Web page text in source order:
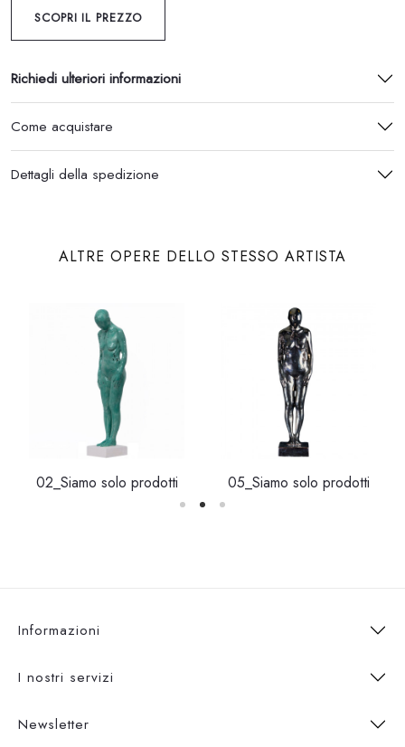
SCOPRI IL PREZZO
Richiedi ulteriori informazioni
Come acquistare
Dettagli della spedizione
ALTRE OPERE DELLO STESSO ARTISTA
02_Siamo solo prodotti 05_Siamo solo prodotti
Informazioni
I nostri servizi
Newsletter